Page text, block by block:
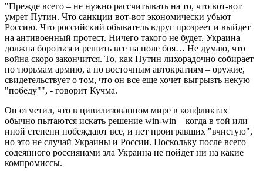
"Прежде всего – не нужно рассчитывать на то, что вот-вот
умрет Путин. Что санкции вот-вот экономически убьют
Россию. Что российский обыватель вдруг прозреет и выйдет
на антивоенный протест. Ничего такого не будет. Украина
должна бороться и решить все на поле боя… Не думаю, что
война скоро закончится. То, как Путин лихорадочно собирает
по тюрьмам армию, а по восточным автократиям – оружие,
свидетельствует о том, что он все еще хочет выгрызть некую
"победу"", - говорит Кучма.
Он отметил, что в цивилизованном мире в конфликтах
обычно пытаются искать решение win-win – когда в той или
иной степени побеждают все, и нет проигравших "вчистую",
но это не случай Украины и России. Поскольку после всего
содеянного россиянами зла Украина не пойдет ни на какие
компромиссы.